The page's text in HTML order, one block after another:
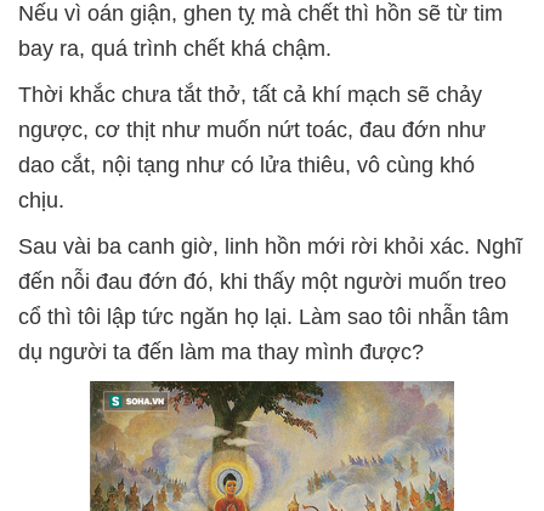
Nếu vì oán giận, ghen tỵ mà chết thì hồn sẽ từ tim
bay ra, quá trình chết khá chậm.
Thời khắc chưa tắt thở, tất cả khí mạch sẽ chảy
ngược, cơ thịt như muốn nứt toác, đau đớn như
dao cắt, nội tạng như có lửa thiêu, vô cùng khó
chịu.
Sau vài ba canh giờ, linh hồn mới rời khỏi xác. Nghĩ
đến nỗi đau đớn đó, khi thấy một người muốn treo
cổ thì tôi lập tức ngăn họ lại. Làm sao tôi nhẫn tâm
dụ người ta đến làm ma thay mình được?